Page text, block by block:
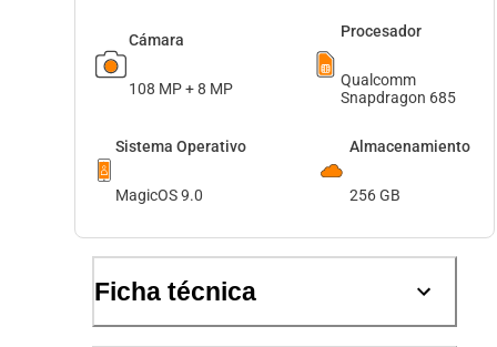
Cámara
108 MP + 8 MP
Procesador
Qualcomm
Snapdragon 685
Sistema Operativo
MagicOS 9.0
Almacenamiento
256 GB
Ficha técnica